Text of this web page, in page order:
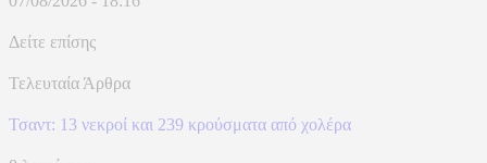
Δείτε επίσης
Τελευταία Άρθρα
Τσαντ: 13 νεκροί και 239 κρούσματα από χολέρα